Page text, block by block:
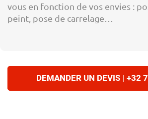
vous en fonction de vos envies :
peint, pose de carrelage…
DEMANDER UN DEVIS | +32